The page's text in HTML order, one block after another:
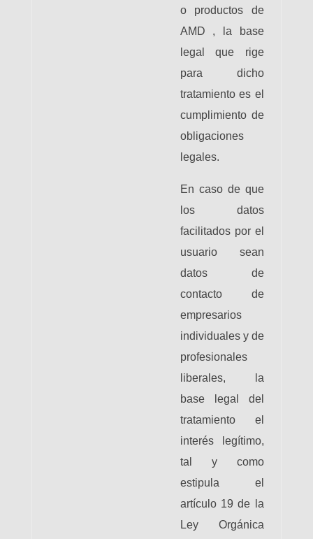
o productos de
AMD , la base
legal que rige
para dicho
tratamiento es el
cumplimiento de
obligaciones
legales.
En caso de que
los datos
facilitados por el
usuario sean
datos de
contacto de
empresarios
individuales y de
profesionales
liberales, la
base legal del
tratamiento el
interés legítimo,
tal y como
estipula el
artículo 19 de la
Ley Orgánica